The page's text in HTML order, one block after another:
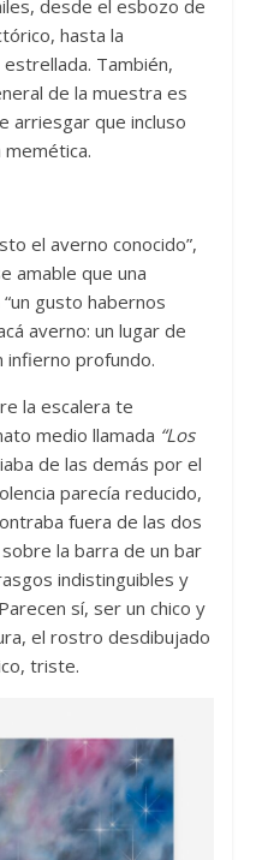
desde el esbozo de
hasta la
También,
de la muestra es
arriesgar que incluso
el averno conocido”,
amable que una
gusto habernos
averno: un lugar de
infierno profundo.
la escalera te
medio llamada “Los
de las demás por el
parecía reducido,
fuera de las dos
la barra de un bar
indistinguibles y
sí, ser un chico y
el rostro desdibujado
triste.